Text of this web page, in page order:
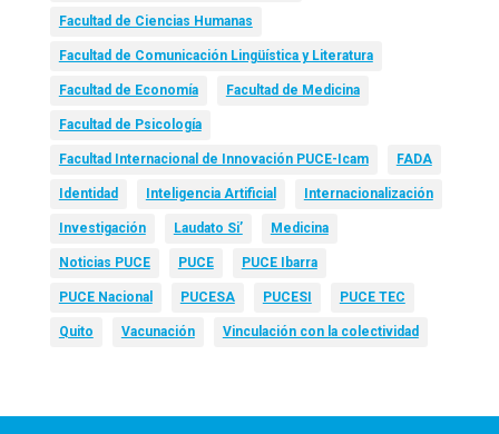
Facultad de Ciencias Humanas
Facultad de Comunicación Lingüística y Literatura
Facultad de Economía Facultad de Medicina
Facultad de Psicología
Facultad Internacional de Innovación PUCE-Icam FADA
Identidad Inteligencia Artificial Internacionalización
Investigación Laudato Si’ Medicina
Noticias PUCE PUCE PUCE Ibarra
PUCE Nacional PUCESA PUCESI PUCE TEC
Quito Vacunación Vinculación con la colectividad